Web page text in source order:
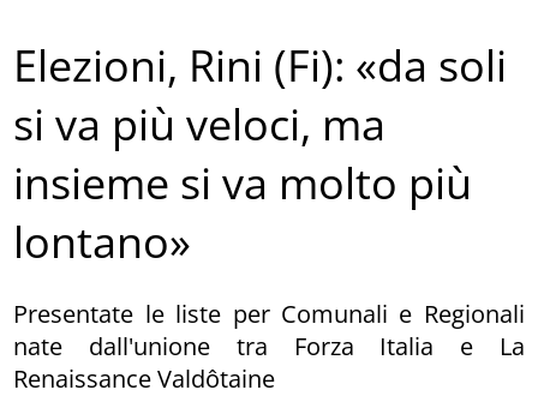
Elezioni, Rini (Fi): «da soli
si va più veloci, ma
insieme si va molto più
lontano»
Presentate le liste per Comunali e Regionali
nate dall'unione tra Forza Italia e La
Renaissance Valdôtaine